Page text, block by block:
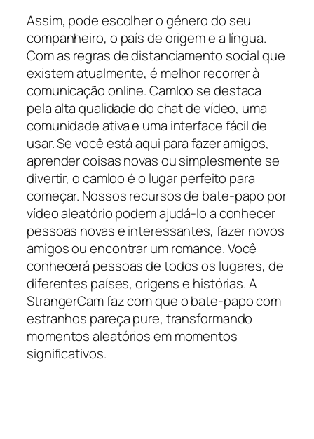
Assim, pode escolher o género do seu
companheiro, o país de origem e a língua.
Com as regras de distanciamento social que
existem atualmente, é melhor recorrer à
comunicação online. Camloo se destaca
pela alta qualidade do chat de vídeo, uma
comunidade ativa e uma interface fácil de
usar. Se você está aqui para fazer amigos,
aprender coisas novas ou simplesmente se
divertir, o camloo é o lugar perfeito para
começar. Nossos recursos de bate-papo por
vídeo aleatório podem ajudá-lo a conhecer
pessoas novas e interessantes, fazer novos
amigos ou encontrar um romance. Você
conhecerá pessoas de todos os lugares, de
diferentes países, origens e histórias. A
StrangerCam faz com que o bate-papo com
estranhos pareça pure, transformando
momentos aleatórios em momentos
significativos.